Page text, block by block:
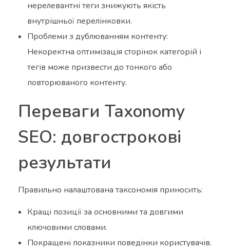
нерелевантні теги знижують якість
внутрішньої перелінковки.
Проблеми з дублюванням контенту:
Некоректна оптимізація сторінок категорій і
тегів може призвести до тонкого або
повторюваного контенту.
Переваги Taxonomy
SEO: довгострокові
результати
Правильно налаштована таксономія приносить:
Кращі позиції за основними та довгими
ключовими словами.
Покращені показники поведінки користувачів.